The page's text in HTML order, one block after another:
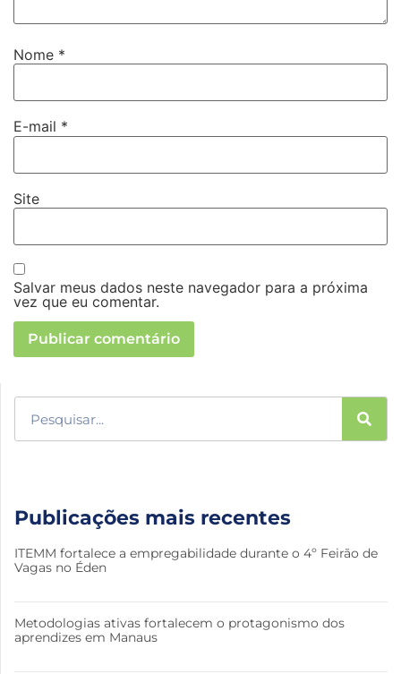
Nome *
E-mail *
Site
Salvar meus dados neste navegador para a próxima
vez que eu comentar.
Publicações mais recentes
ITEMM fortalece a empregabilidade durante o 4º Feirão de
Vagas no Éden
Metodologias ativas fortalecem o protagonismo dos
aprendizes em Manaus